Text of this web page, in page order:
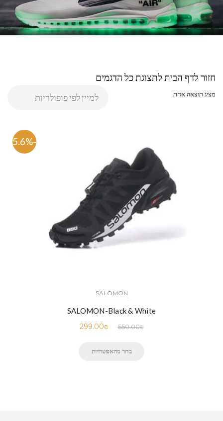
חזור לדף הבית לתצוגת כל הדגמים
מציג תוצאה אחת
-45.6%
SALOMON
SALOMON-Black & White
550.00₪
299.00₪
בחר מהאפשרויות